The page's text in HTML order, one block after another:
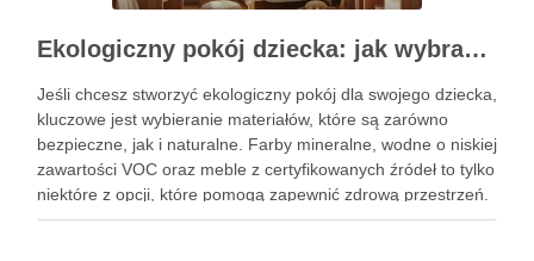
Ekologiczny pokój dziecka: jak wybrać bezpieczne i naturalne materiały do zdrowej przestrzeni
Jeśli chcesz stworzyć ekologiczny pokój dla swojego dziecka,
kluczowe jest wybieranie materiałów, które są zarówno
bezpieczne, jak i naturalne. Farby mineralne, wodne o niskiej
zawartości VOC oraz meble z certyfikowanych źródeł to tylko
niektóre z opcji, które pomogą zapewnić zdrową przestrzeń.
Wybór odpowiednich materiałów nie tylko chroni zdrowie